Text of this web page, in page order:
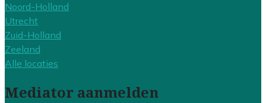
Noord-Holland
Utrecht
Zuid-Holland
Zeeland
Alle locaties
Mediator aanmelden